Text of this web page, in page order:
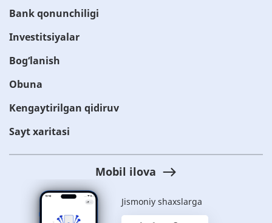
Bank qonunchiligi
Investitsiyalar
Bog‘lanish
Obuna
Kengaytirilgan qidiruv
Sayt xaritasi
Mobil ilova
Jismoniy shaxslarga